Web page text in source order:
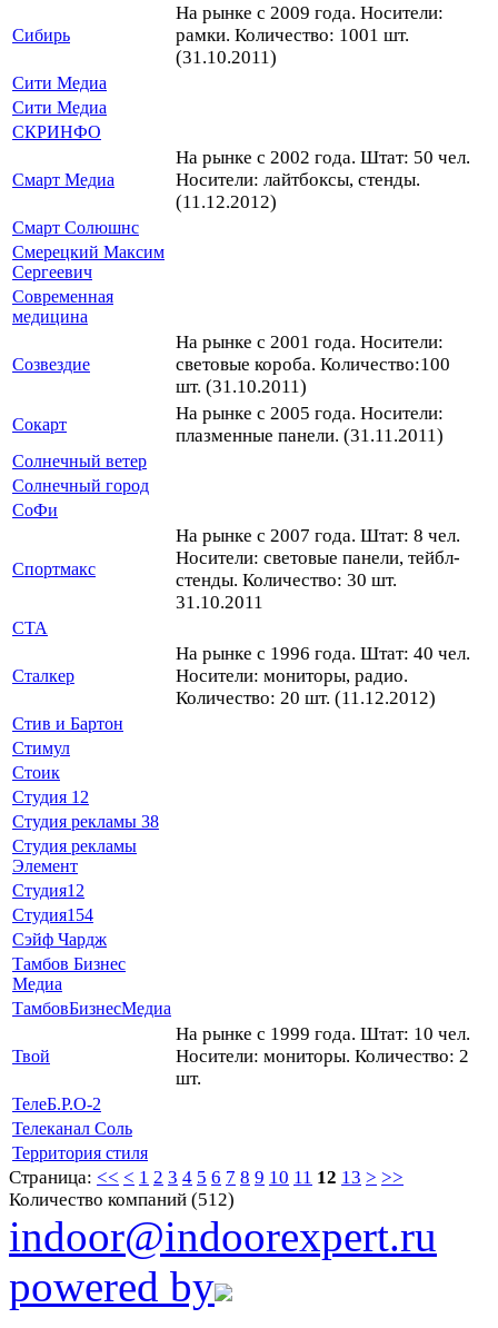
Сибирь
На рынке с 2009 года. Носители:
рамки. Количество: 1001 шт.
(31.10.2011)
Сити Медиа
Сити Медиа
СКРИНФО
Смарт Медиа
На рынке с 2002 года. Штат: 50 чел.
Носители: лайтбоксы, стенды.
(11.12.2012)
Смарт Солюшнс
Смерецкий Максим
Сергеевич
Современная
медицина
Созвездие
На рынке с 2001 года. Носители:
световые короба. Количество:100
шт. (31.10.2011)
Сокарт
На рынке с 2005 года. Носители:
плазменные панели. (31.11.2011)
Солнечный ветер
Солнечный город
СоФи
Спортмакс
На рынке с 2007 года. Штат: 8 чел.
Носители: световые панели, тейбл-
стенды. Количество: 30 шт.
31.10.2011
СТА
Сталкер
На рынке с 1996 года. Штат: 40 чел.
Носители: мониторы, радио.
Количество: 20 шт. (11.12.2012)
Стив и Бартон
Стимул
Стоик
Студия 12
Студия рекламы 38
Студия рекламы
Элемент
Студия12
Студия154
Сэйф Чардж
Тамбов Бизнес
Медиа
ТамбовБизнесМедиа
Твой
На рынке с 1999 года. Штат: 10 чел.
Носители: мониторы. Количество: 2
шт.
ТелеБ.Р.О-2
Телеканал Соль
Территория стиля
Страница: << < 1 2 3 4 5 6 7 8 9 10 11 12 13 > >>
Количество компаний (512)
indoor@indoorexpert.ru
powered by